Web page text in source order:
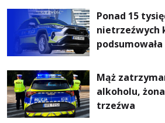
Ponad 15
nietrzeźwych
Mąż
alkoholu,
trzeźwa